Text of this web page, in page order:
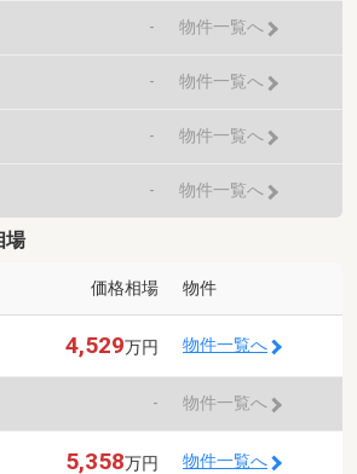
- 物件一覧へ
- 物件一覧へ
- 物件一覧へ
- 物件一覧へ
場
価格相場 物件
4,529万円 物件一覧へ
- 物件一覧へ
5,358万円 物件一覧へ